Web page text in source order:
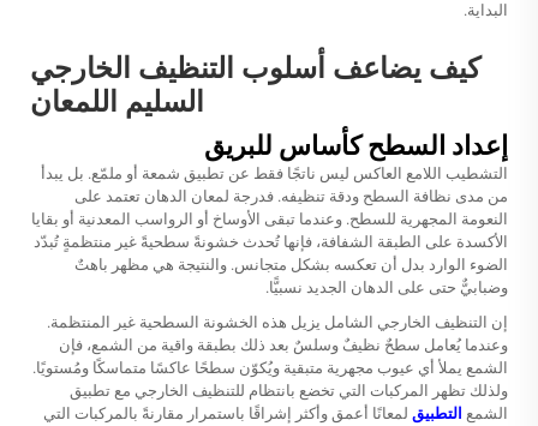
البداية.
كيف يضاعف أسلوب التنظيف الخارجي
السليم اللمعان
إعداد السطح كأساس للبريق
التشطيب اللامع العاكس ليس ناتجًا فقط عن تطبيق شمعة أو ملمّع. بل يبدأ
من مدى نظافة السطح ودقة تنظيفه. فدرجة لمعان الدهان تعتمد على
النعومة المجهرية للسطح. وعندما تبقى الأوساخ أو الرواسب المعدنية أو بقايا
الأكسدة على الطبقة الشفافة، فإنها تُحدث خشونةً سطحيةً غير منتظمةٍ تُبدّد
الضوء الوارد بدل أن تعكسه بشكل متجانس. والنتيجة هي مظهر باهتٌ
وضبابيٌّ حتى على الدهان الجديد نسبيًّا.
إن التنظيف الخارجي الشامل يزيل هذه الخشونة السطحية غير المنتظمة.
وعندما يُعامل سطحٌ نظيفٌ وسلسٌ بعد ذلك بطبقة واقية من الشمع، فإن
الشمع يملأ أي عيوب مجهرية متبقية ويُكوّن سطحًا عاكسًا متماسكًا ومُستويًا.
ولذلك تظهر المركبات التي تخضع بانتظام للتنظيف الخارجي مع تطبيق
الشمع التطبيق لمعانًا أعمق وأكثر إشراقًا باستمرار مقارنةً بالمركبات التي